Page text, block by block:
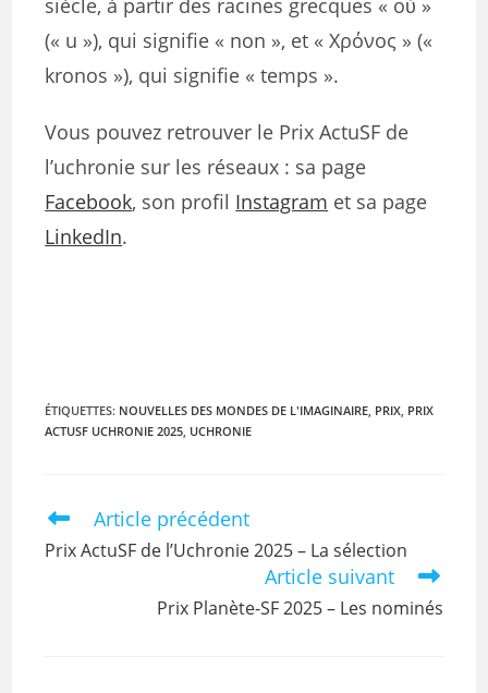
siècle, à partir des racines grecques « οὐ »
(« u »), qui signifie « non », et « Χρόνος » («
kronos »), qui signifie « temps ».
Vous pouvez retrouver le Prix ActuSF de
l’uchronie sur les réseaux : sa page
Facebook, son profil Instagram et sa page
LinkedIn.
ÉTIQUETTES: NOUVELLES DES MONDES DE L'IMAGINAIRE, PRIX, PRIX
ACTUSF UCHRONIE 2025, UCHRONIE
Article précédent
Prix ActuSF de l’Uchronie 2025 – La sélection
Article suivant
Prix Planète-SF 2025 – Les nominés